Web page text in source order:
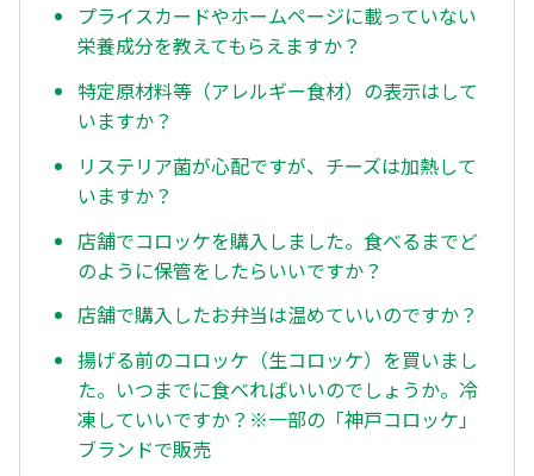
プライスカードやホームページに載っていない
栄養成分を教えてもらえますか？
特定原材料等（アレルギー食材）の表示はして
いますか？
リステリア菌が心配ですが、チーズは加熱して
いますか？
店舗でコロッケを購入しました。食べるまでど
のように保管をしたらいいですか？
店舗で購入したお弁当は温めていいのですか？
揚げる前のコロッケ（生コロッケ）を買いまし
た。いつまでに食べればいいのでしょうか。冷
凍していいですか？※一部の「神戸コロッケ」
ブランドで販売